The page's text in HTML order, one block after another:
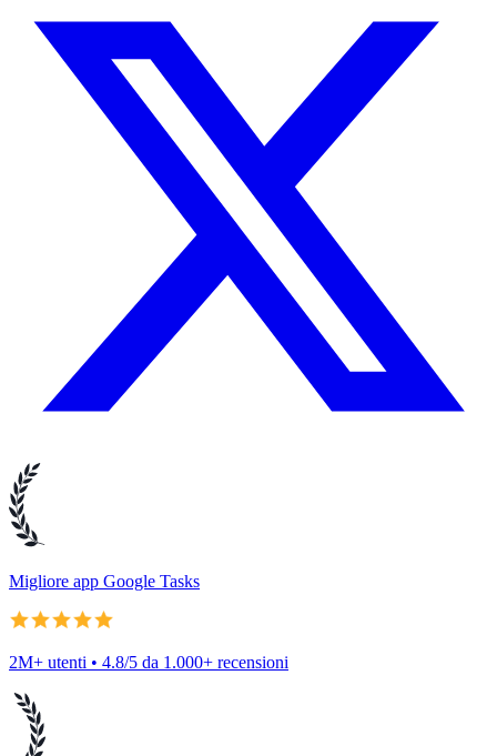
Migliore app Google Tasks
2M+ utenti • 4.8/5 da 1.000+ recensioni